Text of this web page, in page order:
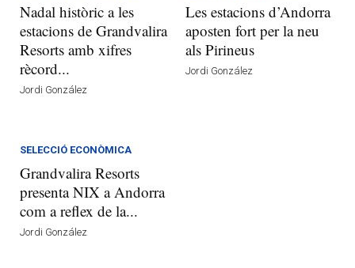
Nadal històric a les
estacions de Grandvalira
Resorts amb xifres
rècord...
Jordi González
Les estacions d’Andorra
aposten fort per la neu
als Pirineus
Jordi González
SELECCIÓ ECONÒMICA
Grandvalira Resorts
presenta NIX a Andorra
com a reflex de la...
Jordi González